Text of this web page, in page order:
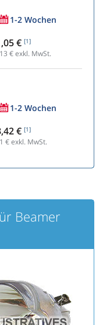
1-2 Wochen
€ [1]
€ exkl. MwSt.
1-2 Wochen
€ [1]
€ exkl. MwSt.
Beamer